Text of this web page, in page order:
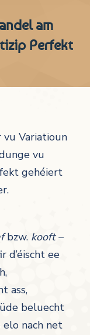
am
Perfekt
Variatioun
vu
gehéiert
bzw. kooft –
d’éischt ee
ass,
beluecht
elo nach net